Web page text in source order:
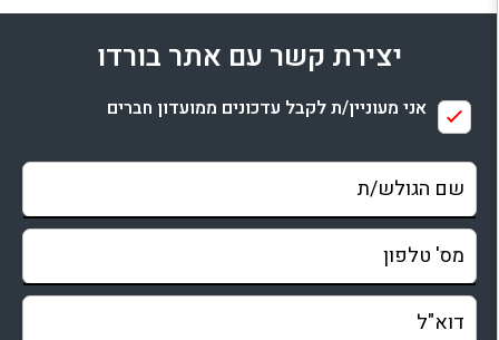
למתחם זה
בדיקת זמינות ומחירים
יצירת קשר עם אתר בורדו
אני מעוניין/ת לקבל עדכונים ממועדון חברים